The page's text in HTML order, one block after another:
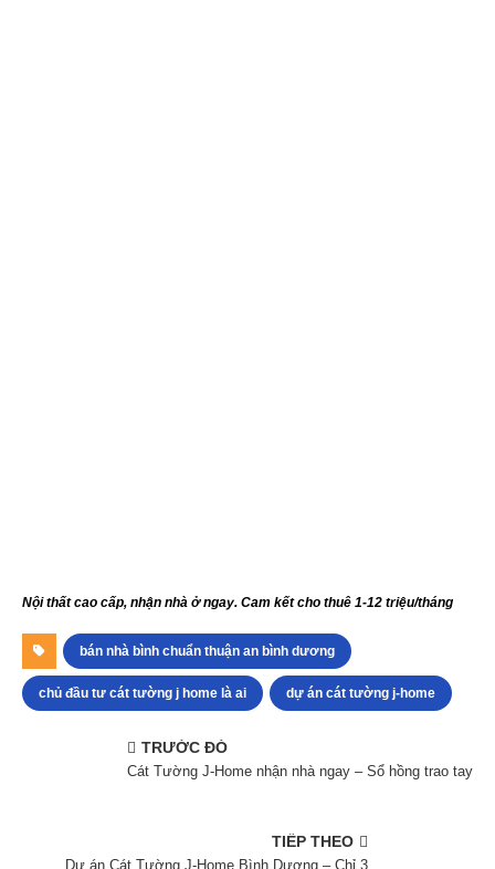
Nội thất cao cấp, nhận nhà ở ngay. Cam kết cho thuê 1-12 triệu/tháng
bán nhà bình chuẩn thuận an bình dương
chủ đầu tư cát tường j home là ai dự án cát tường j-home
TRƯỚC ĐÓ
Cát Tường J-Home nhận nhà ngay – Sổ hồng trao tay
TIẾP THEO
Dự án Cát Tường J-Home Bình Dương – Chỉ 3